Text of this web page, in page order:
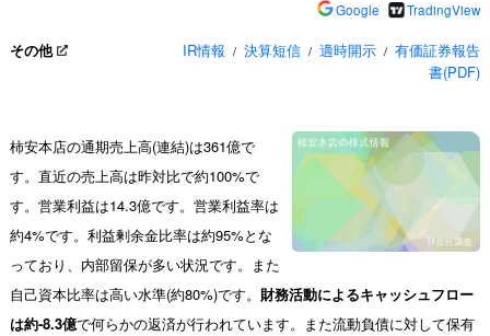
Google
TradingView
その他 IR情報 / 決算短信 / 適時開示 / 有価証券報告
書(PDF)
柿安本店の通期売上高(連結)は361億で
す。直近の売上高は昨対比で約100%で
す。営業利益は14.3億です。営業利益率は
約4%です。利益剰余金比率は約95%とな
っており、内部留保が多い状況です。また
自己資本比率は高い水準(約80%)です。 財務活動によるキャッシュフロー
は約-8.3億で何らかの返済が行われています。また流動負債に対して保有